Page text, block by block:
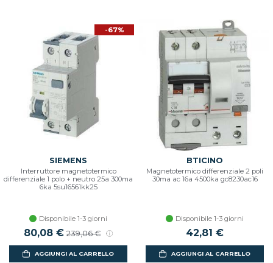
-67%
SIEMENS
Interruttore magnetotermico
differenziale 1 polo + neutro 25a 300ma
6ka 5su16561kk25
Disponibile 1-3 giorni
Prezzo scontato
80,08 € Prezzo di listino
239,06 €
AGGIUNGI AL CARRELLO
BTICINO
Magnetotermico differenziale 2 poli
30ma ac 16a 4500ka gc8230ac16
Disponibile 1-3 giorni
42,81 €
AGGIUNGI AL CARRELLO